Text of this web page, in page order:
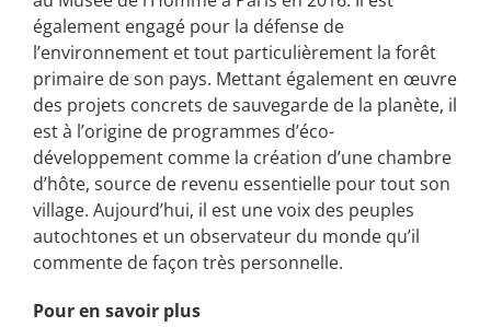
également engagé pour la défense de
l’environnement et tout particulièrement la forêt
primaire de son pays. Mettant également en œuvre
des projets concrets de sauvegarde de la planète, il
est à l’origine de programmes d’éco-
développement comme la création d’une chambre
d’hôte, source de revenu essentielle pour tout son
village. Aujourd’hui, il est une voix des peuples
autochtones et un observateur du monde qu’il
commente de façon très personnelle.
Pour en savoir plus